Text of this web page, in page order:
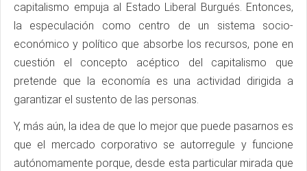
capitalismo empuja al Estado Liberal Burgués. Entonces,
la especulación como centro de un sistema socio-
económico y político que absorbe los recursos, pone en
cuestión el concepto acéptico del capitalismo que
pretende que la economía es una actividad dirigida a
garantizar el sustento de las personas.
Y, más aún, la idea de que lo mejor que puede pasarnos es
que el mercado corporativo se autorregule y funcione
autónomamente porque, desde esta particular mirada que